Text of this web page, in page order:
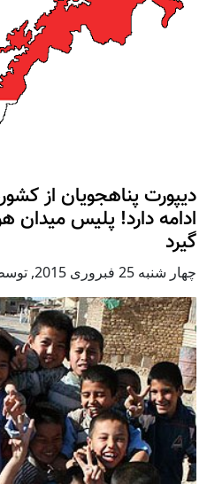
دیپورت پناهجویان از
ادامه دارد! پلیس
گیرد
چهار شنبه 25 فبروری 2015 ,